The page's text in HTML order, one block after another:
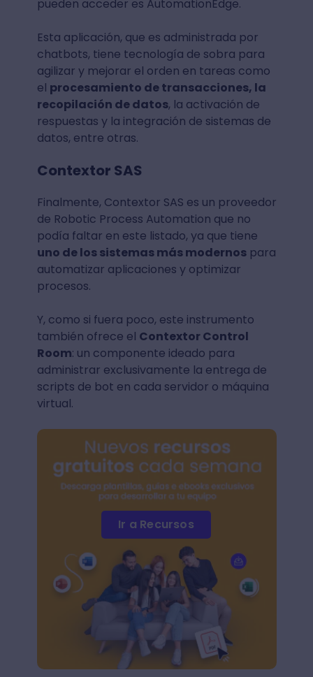
pueden acceder es AutomationEdge.
Esta aplicación, que es administrada por
chatbots, tiene tecnología de sobra para
agilizar y mejorar el orden en tareas como
el procesamiento de transacciones, la
recopilación de datos, la activación de
respuestas y la integración de sistemas de
datos, entre otras.
Contextor SAS
Finalmente, Contextor SAS es un proveedor
de Robotic Process Automation que no
podía faltar en este listado, ya que tiene
uno de los sistemas más modernospara
automatizar aplicaciones y optimizar
procesos.
Y, como si fuera poco, este instrumento
también ofrece el Contextor Control
Room: un componente ideado para
administrar exclusivamente la entrega de
scripts de bot en cada servidor o máquina
virtual.
Ir a Recursos